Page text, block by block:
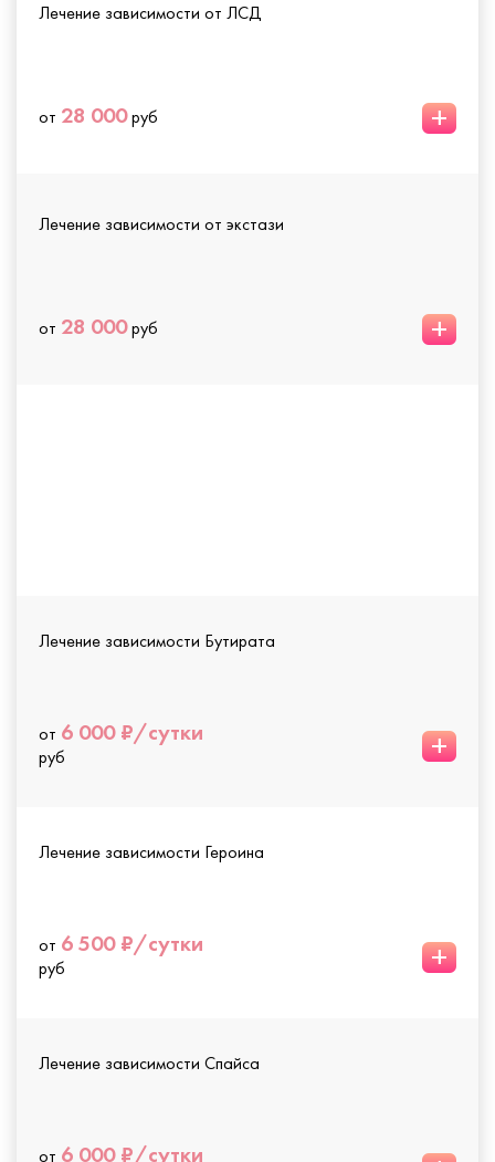
Лечение зависимости от ЛСД
от 28 000руб +
Лечение зависимости от экстази
от 28 000руб +
Лечение зависимости Бутирата
от 6 000 ₽/сутки
руб +
Лечение зависимости Героина
от 6 500 ₽/сутки
руб +
Лечение зависимости Спайса
от 6 000 ₽/сутки